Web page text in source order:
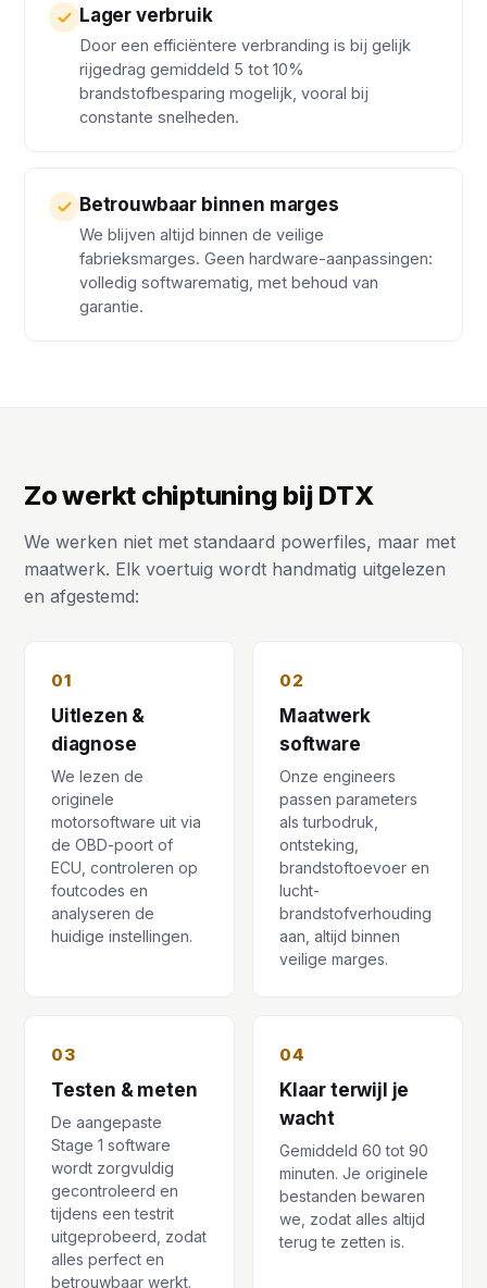
Lager verbruik
Door een efficiëntere verbranding is bij gelijk
rijgedrag gemiddeld 5 tot 10%
brandstofbesparing mogelijk, vooral bij
constante snelheden.
Betrouwbaar binnen marges
We blijven altijd binnen de veilige
fabrieksmarges. Geen hardware-aanpassingen:
volledig softwarematig, met behoud van
garantie.
Zo werkt chiptuning bij DTX
We werken niet met standaard powerfiles, maar met
maatwerk. Elk voertuig wordt handmatig uitgelezen
en afgestemd:
01
Uitlezen &
diagnose
We lezen de
originele
motorsoftware uit via
de OBD-poort of
ECU, controleren op
foutcodes en
analyseren de
huidige instellingen.
02
Maatwerk
software
Onze engineers
passen parameters
als turbodruk,
ontsteking,
brandstoftoevoer en
lucht-
brandstofverhouding
aan, altijd binnen
veilige marges.
03
Testen & meten
De aangepaste
Stage 1 software
wordt zorgvuldig
gecontroleerd en
tijdens een testrit
uitgeprobeerd, zodat
alles perfect en
betrouwbaar werkt.
04
Klaar terwijl je
wacht
Gemiddeld 60 tot 90
minuten. Je originele
bestanden bewaren
we, zodat alles altijd
terug te zetten is.